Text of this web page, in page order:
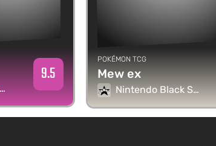
9.5
POKÉMON TCG
Mew ex
Nintendo Black Star Promos